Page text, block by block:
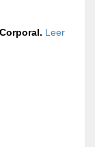
Leer